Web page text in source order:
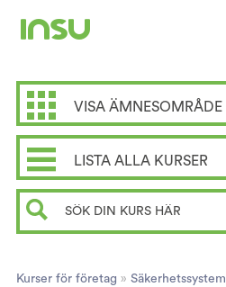
VISA ÄMNESOMRÅDE
LISTA ALLA KURSER
Kurser för företag » Säkerhetssystem